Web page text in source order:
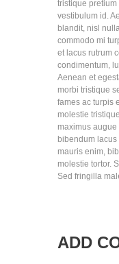
tristique
vestibulum id.
blandit, nisl
commodo mi
et lacus rutrum
condimentum,
Aenean et
morbi tristique
fames ac turpis
molestie
maximus
bibendum
mauris enim,
molestie tortor.
Sed fringilla
ADD